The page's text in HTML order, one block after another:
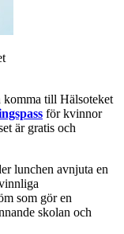
komma till Hälsoteket
för kvinnor
är gratis och
lunchen avnjuta en
som gör en
skolan och